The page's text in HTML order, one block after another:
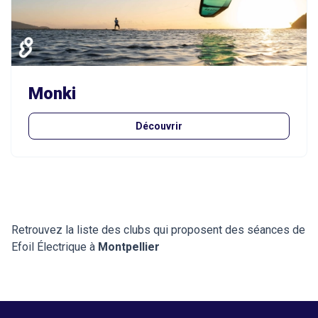
Monki
Découvrir
Retrouvez la liste des clubs qui proposent des séances de
Efoil Électrique à Montpellier